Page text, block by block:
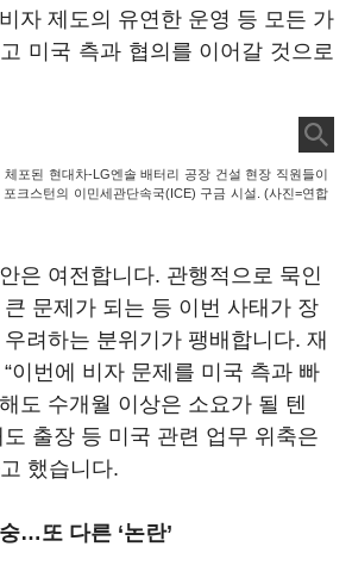
자 제도의 유연한 운영 등 모든 가
미국 측과 협의를 이어갈 것으로
포된 현대차-LG엔솔 배터리 공장 건설 현장 직원들이
크스턴의 이민세관단속국(ICE) 구금 시설. (사진=연합
은 여전합니다. 관행적으로 묵인
문제가 되는 등 이번 사태가 장
려하는 분위기가 팽배합니다. 재
“이번에 비자 문제를 미국 측과 빠
도 수개월 이상은 소요가 될 텐
출장 등 미국 관련 업무 위축은
했습니다.
…또 다른 ‘논란’